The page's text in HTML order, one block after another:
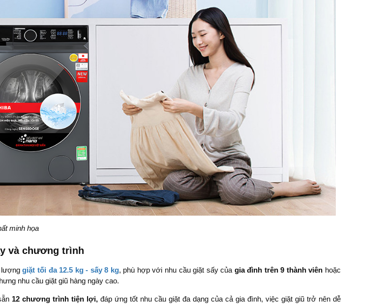
minh họa
và chương trình
lượnggiặt tối đa 12.5 kg - sấy 8 kg, phù hợp với nhu cầu giặt sấy của gia đình trên 9 thành viên hoặc
nhu cầu giặt giũ hàng ngày cao.
12 chương trình tiện lợi, đáp ứng tốt nhu cầu giặt đa dạng của cả gia đình, việc giặt giũ trở nên dễ